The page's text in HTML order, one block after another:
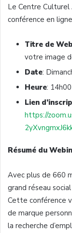
Le Centre Culturel
conférence en
Titre de
votre image
Date:
Heure: 14h00
Lien
https://
Résumé du
Avec plus de 660
grand réseau
Cette conférence
de marque
la recherche